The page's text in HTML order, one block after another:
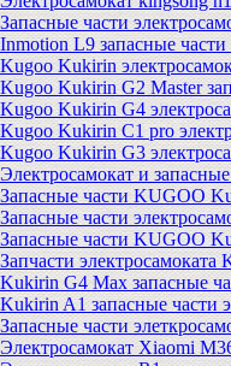
Запасные части
Inmotion L9 запасные части
Kugoo Kukirin
Kugoo Kukirin G2 Master
Kugoo Kukirin G4
Kugoo Kukirin C1 pro
Kugoo Kukirin G3
Электросамокат и
Запасные части KUGOO
Запасные части
Запасные части KUGOO
Запчасти
Kukirin G4 Max запасные
Kukirin A1 запасные части
Запасные части
Электросамокат Xiaomi